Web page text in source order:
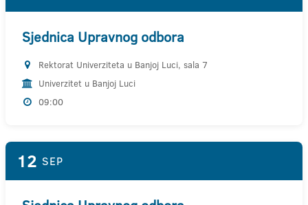
Sjednica Upravnog odbora
Rektorat Univerziteta u Banjoj Luci, sala 7
Univerzitet u Banjoj Luci
09:00
12 SEP